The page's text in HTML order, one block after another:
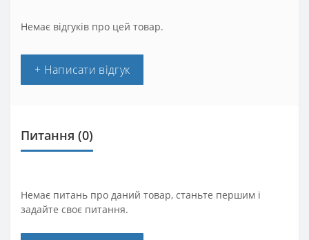
Немає відгуків про цей товар.
+ Написати відгук
Питання (0)
Немає питань про даний товар, станьте першим і
задайте своє питання.